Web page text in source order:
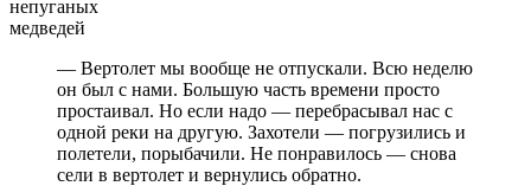
— Вертолет мы вообще не отпускали. Всю неделю
он был с нами. Большую часть времени просто
простаивал. Но если надо — перебрасывал нас с
одной реки на другую. Захотели — погрузились и
полетели, порыбачили. Не понравилось — снова
сели в вертолет и вернулись обратно.